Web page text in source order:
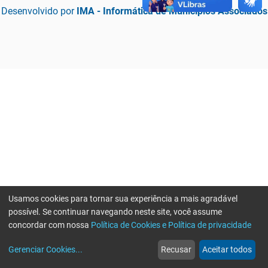
Desenvolvido por IMA - Informática de Municípios Associados
web
Notícias
more_horiz
Mais
Usamos cookies para tornar sua experiência a mais agradável
possível. Se continuar navegando neste site, você assume
concordar com nossa Política de Cookies e Política de privacidade
Gerenciar Cookies... Recusar Aceitar todos
Erro ao enviar informações, por favor tente novamente